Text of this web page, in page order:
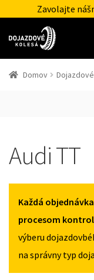
Zavolajte
Domov
Audi TT
Každá
procesom
výberu
na správny typ